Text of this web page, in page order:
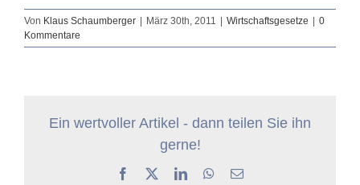
Von Klaus Schaumberger März 30th, 2011 Wirtschaftsgesetze
0
Kommentare
Ein wertvoller Artikel - dann teilen Sie ihn
gerne!
Facebook LinkedInWhatsApp
E-